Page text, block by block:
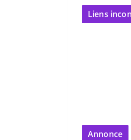
Liens
Annonce